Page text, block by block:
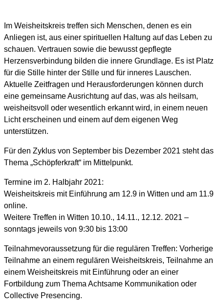
Im Weisheitskreis treffen sich Menschen, denen es ein
Anliegen ist, aus einer spirituellen Haltung auf das Leben zu
schauen. Vertrauen sowie die bewusst gepflegte
Herzensverbindung bilden die innere Grundlage. Es ist Platz
für die Stille hinter der Stille und für inneres Lauschen.
Aktuelle Zeitfragen und Herausforderungen können durch
eine gemeinsame Ausrichtung auf das, was als heilsam,
weisheitsvoll oder wesentlich erkannt wird, in einem neuen
Licht erscheinen und einem auf dem eigenen Weg
unterstützen.
Für den Zyklus von September bis Dezember 2021 steht das
Thema „Schöpferkraft“ im Mittelpunkt.
Termine im 2. Halbjahr 2021:
Weisheitskreis mit Einführung am 12.9 in Witten und am 11.9
online.
Weitere Treffen in Witten 10.10., 14.11., 12.12. 2021 –
sonntags jeweils von 9:30 bis 13:00
Teilnahmevoraussetzung für die regulären Treffen: Vorherige
Teilnahme an einem regulären Weisheitskreis, Teilnahme an
einem Weisheitskreis mit Einführung oder an einer
Fortbildung zum Thema Achtsame Kommunikation oder
Collective Presencing.